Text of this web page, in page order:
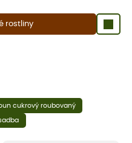
rostliny
cukrový roubovaný